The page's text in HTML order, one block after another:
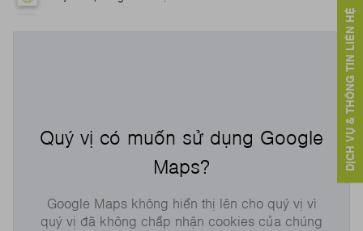
Quý vị có muốn sử dụng Google
Maps?
Google Maps không hiển thị lên cho quý vị vì
quý vị đã không chấp nhận cookies của chúng
DỊCH VỤ & THÔNG TIN LIÊN HỆ